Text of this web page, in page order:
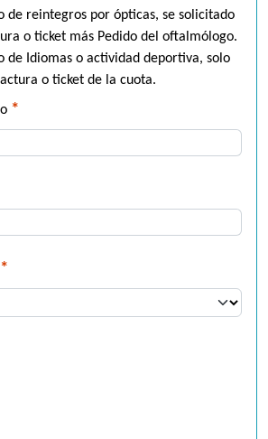
de reintegros por ópticas, se solicitado
o ticket más Pedido del oftalmólogo.
de Idiomas o actividad deportiva, solo
o ticket de la cuota.
*
*